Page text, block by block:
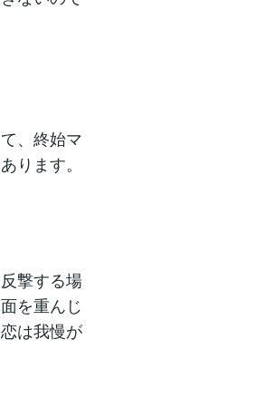
、終始マ
ります。
撃する場
を重んじ
は我慢が